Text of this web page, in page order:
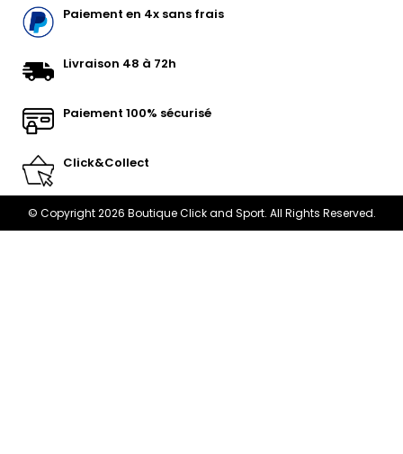
Paiement en 4x sans frais
Livraison 48 à 72h
Paiement 100% sécurisé
Click&Collect
© Copyright 2026 Boutique Click and Sport. All Rights Reserved.